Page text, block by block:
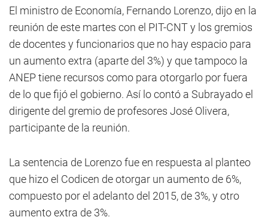
El ministro de Economía, Fernando Lorenzo, dijo en la
reunión de este martes con el PIT-CNT y los gremios
de docentes y funcionarios que no hay espacio para
un aumento extra (aparte del 3%) y que tampoco la
ANEP tiene recursos como para otorgarlo por fuera
de lo que fijó el gobierno. Así lo contó a Subrayado el
dirigente del gremio de profesores José Olivera,
participante de la reunión.
La sentencia de Lorenzo fue en respuesta al planteo
que hizo el Codicen de otorgar un aumento de 6%,
compuesto por el adelanto del 2015, de 3%, y otro
aumento extra de 3%.